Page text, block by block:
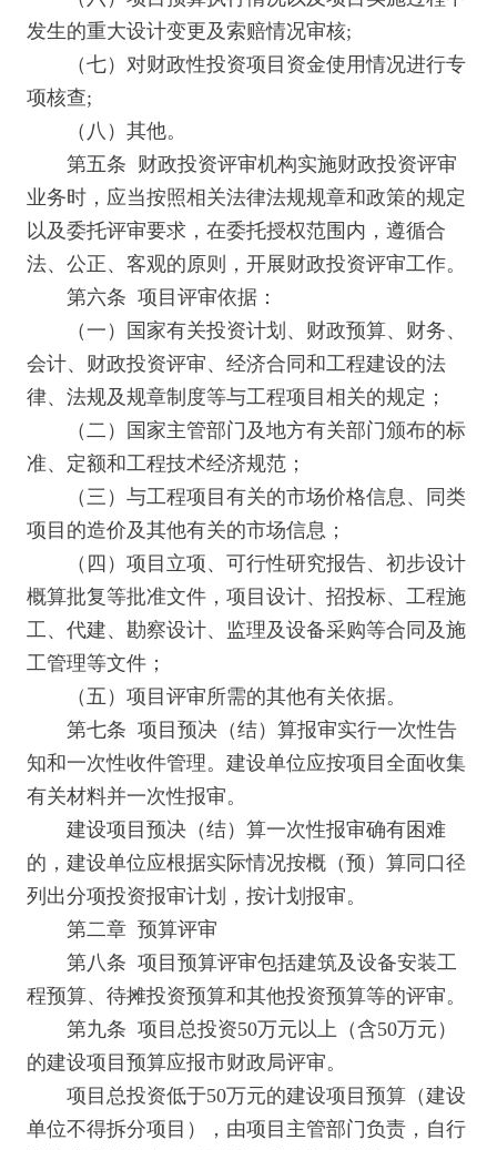
发生的重大设计变更及索赔情况审核;
（七）对财政性投资项目资金使用情况进行专
项核查;
（八）其他。
第五条 财政投资评审机构实施财政投资评审
业务时，应当按照相关法律法规规章和政策的规定
以及委托评审要求，在委托授权范围内，遵循合
法、公正、客观的原则，开展财政投资评审工作。
第六条 项目评审依据：
（一）国家有关投资计划、财政预算、财务、
会计、财政投资评审、经济合同和工程建设的法
律、法规及规章制度等与工程项目相关的规定；
（二）国家主管部门及地方有关部门颁布的标
准、定额和工程技术经济规范；
（三）与工程项目有关的市场价格信息、同类
项目的造价及其他有关的市场信息；
（四）项目立项、可行性研究报告、初步设计
概算批复等批准文件，项目设计、招投标、工程施
工、代建、勘察设计、监理及设备采购等合同及施
工管理等文件；
（五）项目评审所需的其他有关依据。
第七条 项目预决（结）算报审实行一次性告
知和一次性收件管理。建设单位应按项目全面收集
有关材料并一次性报审。
建设项目预决（结）算一次性报审确有困难
的，建设单位应根据实际情况按概（预）算同口径
列出分项投资报审计划，按计划报审。
第二章 预算评审
第八条 项目预算评审包括建筑及设备安装工
程预算、待摊投资预算和其他投资预算等的评审。
第九条 项目总投资50万元以上（含50万元）
的建设项目预算应报市财政局评审。
项目总投资低于50万元的建设项目预算（建设
单位不得拆分项目），由项目主管部门负责，自行